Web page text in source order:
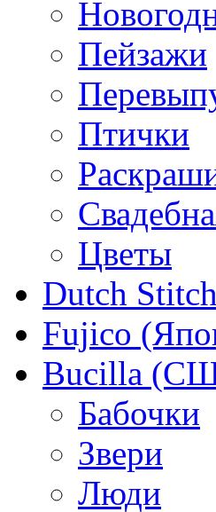
Пейзажи
Птички
Цветы
Dutch
Fujico
Bucilla
Бабочки
Звери
Люди